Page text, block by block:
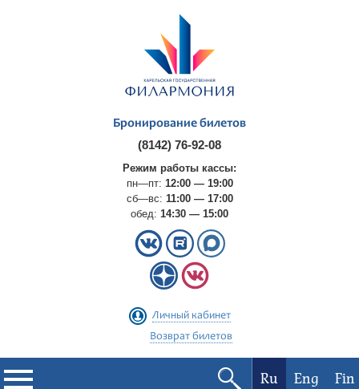
Бронирование билетов
(8142) 76-92-08
Режим работы кассы:
пн—пт: 12:00 — 19:00
сб—вс: 11:00 — 17:00
обед: 14:30 — 15:00
Личный кабинет
Возврат билетов
Ru Eng Fin